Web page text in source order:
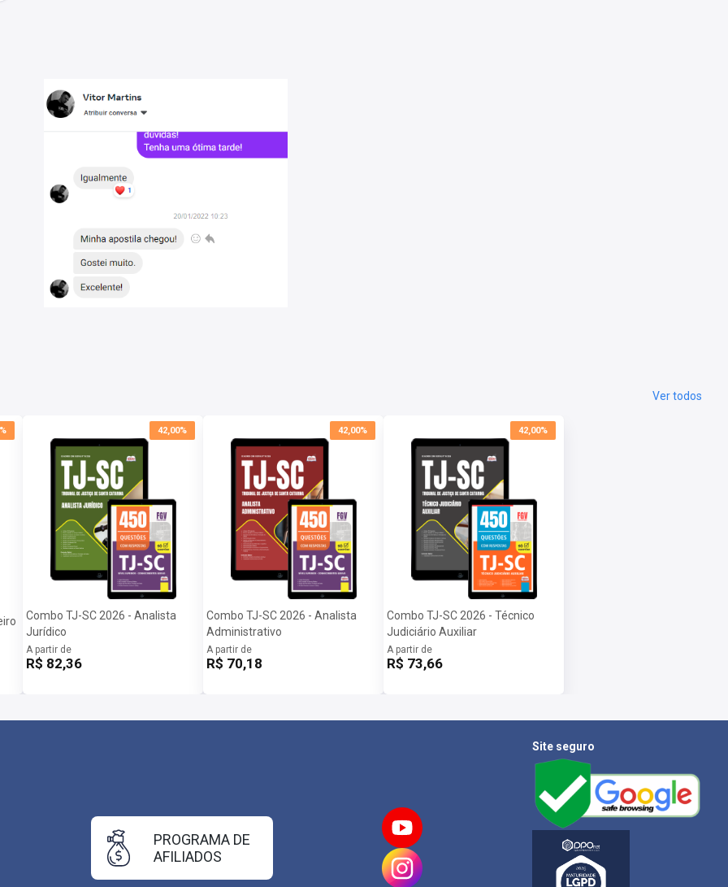
celular, tablet ou computador;
mais simples do que parece!
em PDF:
Transparência, Prevenção de Irregularidades e
Catarina;
Abrangendo Políticas de Privacidade, Tratamento
do Poder Judiciário na Promoção de Direitos e no
Ver todos
42,00%
Combo TJ-SC 2026 - Analista
Jurídico
A partir de
R$ 82,36
42,00%
Combo TJ-SC 2026 - Analista
Administrativo
A partir de
R$ 70,18
42,00%
Combo TJ-SC 2026 - Técnico
Judiciário Auxiliar
A partir de
R$ 73,66
PROGRAMA DE
AFILIADOS
Site seguro